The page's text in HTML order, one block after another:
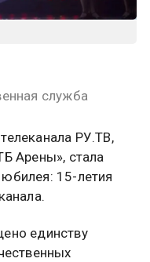
служба
РУ.ТВ,
Арены», стала
15-летия
единству